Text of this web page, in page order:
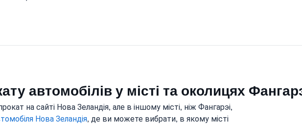
автомобілів у місті та околицях
на сайті Нова Зеландія, але в іншому місті, ніж Фангарэі,
Нова Зеландія, де ви можете вибрати, в якому місті